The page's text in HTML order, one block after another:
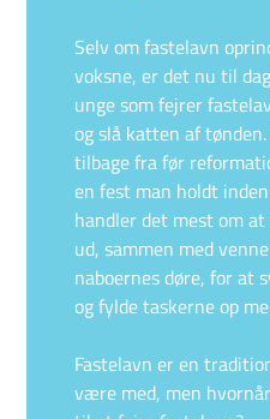
Selv om fastelavn
voksne, er det nu til
unge som fejrer
og slå katten af
tilbage fra før
en fest man holdt
handler det mest om
ud, sammen med
naboernes døre, for at
og fylde taskerne op
Fastelavn er en
være med, men